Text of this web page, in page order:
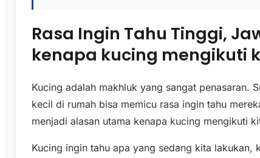
Rasa Ingin Tahu Tinggi,
kenapa kucing mengikuti
Kucing adalah makhluk yang sangat penasaran.
kecil di rumah bisa memicu rasa ingin tahu
menjadi alasan utama kenapa kucing mengikuti
Kucing ingin tahu apa yang sedang kita lakukan,